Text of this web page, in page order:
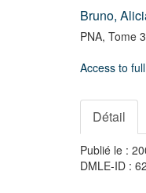
Bruno,
PNA, Tome 3
Access to
Détail
Publié le :
DMLE-ID :